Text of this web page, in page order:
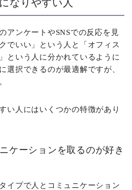
なりやすい人
アンケートやSNSでの反応を見
でいい」という人と「オフィス
という人に分かれているように
選択できるのが最適解ですが、
い人にはいくつかの特徴があり
ケーションを取るのが好き
イプで人とコミュニケーション